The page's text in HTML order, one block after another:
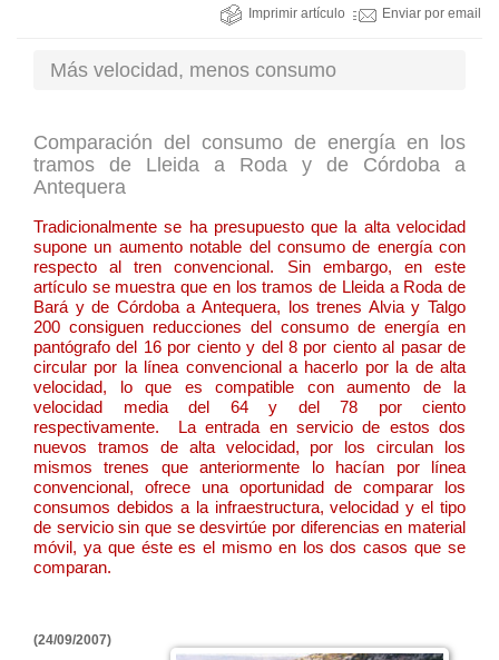
Imprimir artículo Enviar por email
Más velocidad, menos consumo
Comparación del consumo de energía en los
tramos de Lleida a Roda y de Córdoba a
Antequera
Tradicionalmente se ha presupuesto que la alta velocidad
supone un aumento notable del consumo de energía con
respecto al tren convencional. Sin embargo, en este
artículo se muestra que en los tramos de Lleida a Roda de
Bará y de Córdoba a Antequera, los trenes Alvia y Talgo
200 consiguen reducciones del consumo de energía en
pantógrafo del 16 por ciento y del 8 por ciento al pasar de
circular por la línea convencional a hacerlo por la de alta
velocidad, lo que es compatible con aumento de la
velocidad media del 64 y del 78 por ciento
respectivamente. La entrada en servicio de estos dos
nuevos tramos de alta velocidad, por los circulan los
mismos trenes que anteriormente lo hacían por línea
convencional, ofrece una oportunidad de comparar los
consumos debidos a la infraestructura, velocidad y el tipo
de servicio sin que se desvirtúe por diferencias en material
móvil, ya que éste es el mismo en los dos casos que se
comparan.
(24/09/2007)